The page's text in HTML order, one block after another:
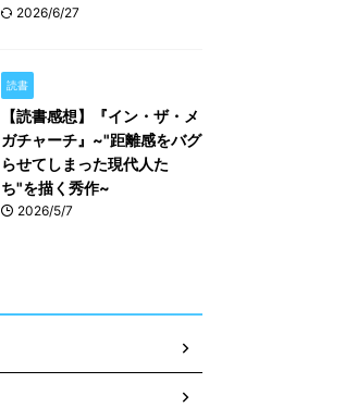
2026/6/27
読書
【読書感想】『イン・ザ・メ
ガチャーチ』~"距離感をバグ
らせてしまった現代人た
ち"を描く秀作~
2026/5/7